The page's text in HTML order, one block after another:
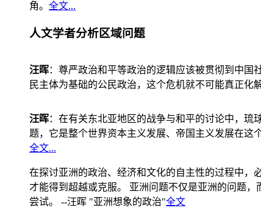
角。 全文...
人文学者分析区域问题
汪晖：尊严政治和平等政治的逻辑应该被贯彻到中
民主体为基础的公民政治，这个危机就不可能真正化解
汪晖：在有关东北亚地区的战争与和平的讨论中，
题，它是整个世界资本主义发展、帝国主义发展在这
全文...
在探讨亚洲的政治、经济和文化的自主性的过程中，
才能得到超越或克服。 亚洲问题不仅是亚洲的问题
尝试。 --汪晖 "亚洲想象的政治"全文